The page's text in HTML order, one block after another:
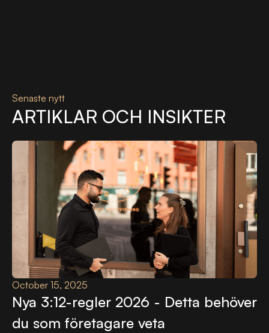
Senaste nytt
ARTIKLAR OCH INSIKTER
October 15, 2025
Nya 3:12-regler 2026 - Detta behöver
du som företagare veta